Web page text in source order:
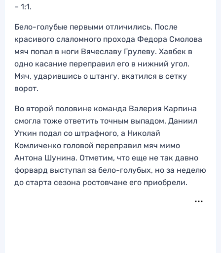
– 1:1.
Бело-голубые первыми отличились. После
красивого слаломного прохода Федора Смолова
мяч попал в ноги Вячеславу Грулеву. Хавбек в
одно касание переправил его в нижний угол.
Мяч, ударившись о штангу, вкатился в сетку
ворот.
Во второй половине команда Валерия Карпина
смогла тоже ответить точным выпадом. Даниил
Уткин подал со штрафного, а Николай
Комличенко головой переправил мяч мимо
Антона Шунина. Отметим, что еще не так давно
форвард выступал за бело-голубых, но за неделю
до старта сезона ростовчане его приобрели.